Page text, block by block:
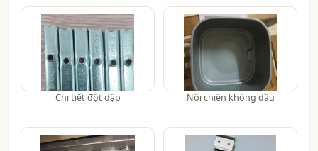
Chi tiết đột dập Nồi chiên không dầu